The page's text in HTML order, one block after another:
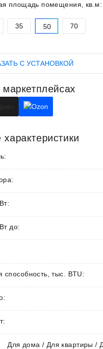
площадь помещения,
35 50 70
С УСТАНОВКОЙ
до:
тыс. BTU:
Для дома / Для квартиры /